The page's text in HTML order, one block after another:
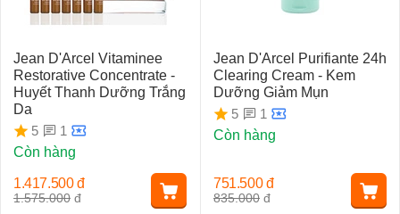
Jean D'Arcel Vitaminee
Restorative Concentrate -
Huyết Thanh Dưỡng Trắng
Da
5
1
Còn hàng
1.575.000 đ
1.417.500 đ
Jean D'Arcel Purifiante 24h
Clearing Cream - Kem
Dưỡng Giảm Mụn
5
1
Còn hàng
835.000 đ
751.500 đ